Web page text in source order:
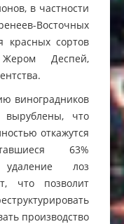
в частности
Восточных
красных сортов
Деспей,
виноградников
вырублены, что
откажутся
63%
удаление лоз
что позволит
производство